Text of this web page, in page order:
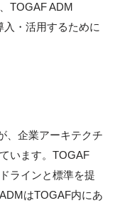
TOGAF ADM
入・活用するために
、企業アーキテクチ
います。TOGAF
ラインと標準を提
はTOGAF内にあ